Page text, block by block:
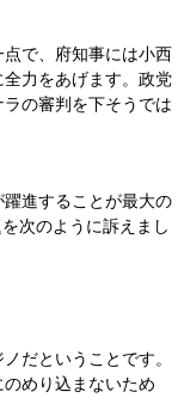
で、府知事には小西
力をあげます。政党
の審判を下そうでは
進することが最大の
次のように訴えまし
だということです。
めり込まないため